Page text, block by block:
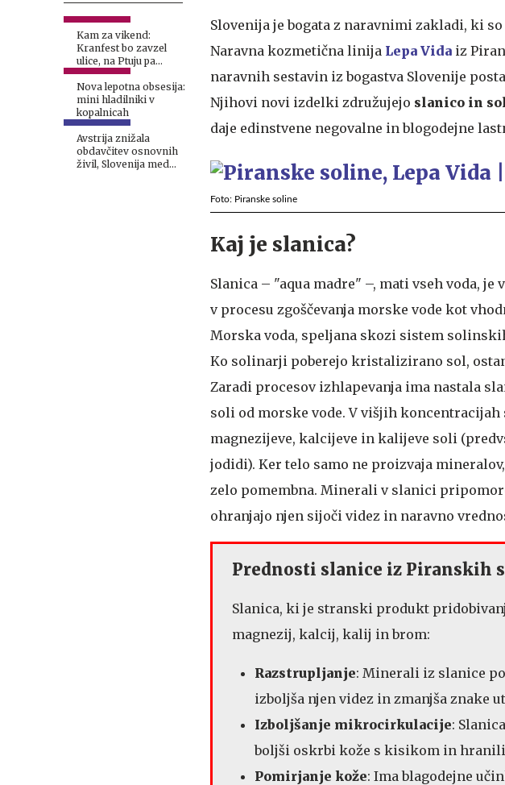
Kam za vikend:
Kranfest bo zavzel
ulice, na Ptuju pa
navdušujeta Arsana in
Adi Smolar
Nova lepotna obsesija:
mini hladilniki v
kopalnicah
Avstrija znižala
obdavčitev osnovnih
živil, Slovenija med
Slovenija je bogata z naravnimi zakladi, ki
Naravna kozmetična linija Lepa Vida iz
naravnih sestavin iz bogastva Slovenije
Njihovi novi izdelki združujejo slanico in
daje edinstvene negovalne in blogodejne
Foto: Piranske soline
Kaj je slanica?
Slanica – "aqua madre" –, mati vseh voda,
v procesu zgoščevanja morske vode kot
Morska voda, speljana skozi sistem
Ko solinarji poberejo kristalizirano sol,
Zaradi procesov izhlapevanja ima nastala
soli od morske vode. V višjih
magnezijeve, kalcijeve in kalijeve soli
jodidi). Ker telo samo ne proizvaja
zelo pomembna. Minerali v slanici
ohranjajo njen sijoči videz in naravno
Prednosti slanice iz Piranskih
Slanica, ki je stranski produkt
magnezij, kalcij, kalij in brom:
Razstrupljanje: Minerali iz slanice
izboljša njen videz in zmanjša znake
Izboljšanje mikrocirkulacije:
boljši oskrbi kože s kisikom in
Pomirjanje kože: Ima blagodejne